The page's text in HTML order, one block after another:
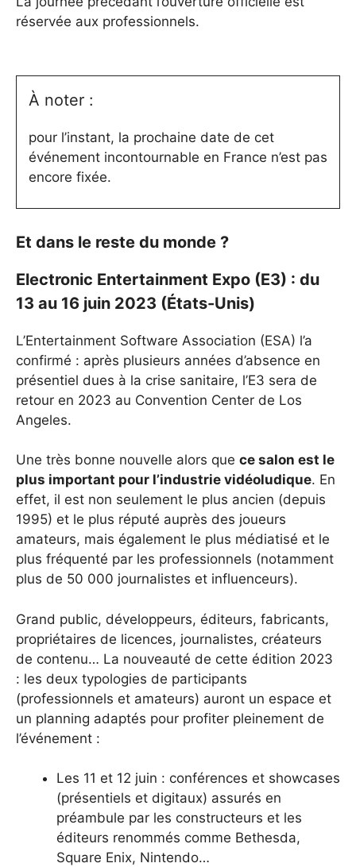
réservée aux professionnels.
À noter :
pour l’instant, la prochaine date de cet
événement incontournable en France n’est pas
encore fixée.
Et dans le reste du monde ?
Electronic Entertainment Expo (E3) : du
13 au 16 juin 2023 (États-Unis)
L’Entertainment Software Association (ESA) l’a
confirmé : après plusieurs années d’absence en
présentiel dues à la crise sanitaire, l’E3 sera de
retour en 2023 au Convention Center de Los
Angeles.
Une très bonne nouvelle alors que ce salon est le
plus important pour l’industrie vidéoludique. En
effet, il est non seulement le plus ancien (depuis
1995) et le plus réputé auprès des joueurs
amateurs, mais également le plus médiatisé et le
plus fréquenté par les professionnels (notamment
plus de 50 000 journalistes et influenceurs).
Grand public, développeurs, éditeurs, fabricants,
propriétaires de licences, journalistes, créateurs
de contenu… La nouveauté de cette édition 2023
: les deux typologies de participants
(professionnels et amateurs) auront un espace et
un planning adaptés pour profiter pleinement de
l’événement :
Les 11 et 12 juin : conférences et showcases
(présentiels et digitaux) assurés en
préambule par les constructeurs et les
éditeurs renommés comme Bethesda,
Square Enix, Nintendo…